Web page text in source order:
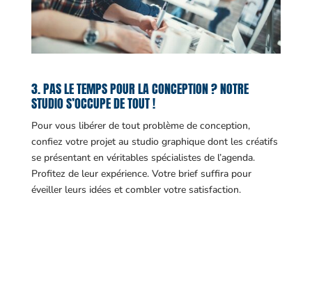
3. PAS LE TEMPS POUR LA CONCEPTION ? NOTRE
STUDIO S’OCCUPE DE TOUT !
Pour vous libérer de tout problème de conception,
confiez votre projet au studio graphique dont les créatifs
se présentant en véritables spécialistes de l’agenda.
Profitez de leur expérience. Votre brief suffira pour
éveiller leurs idées et combler votre satisfaction.